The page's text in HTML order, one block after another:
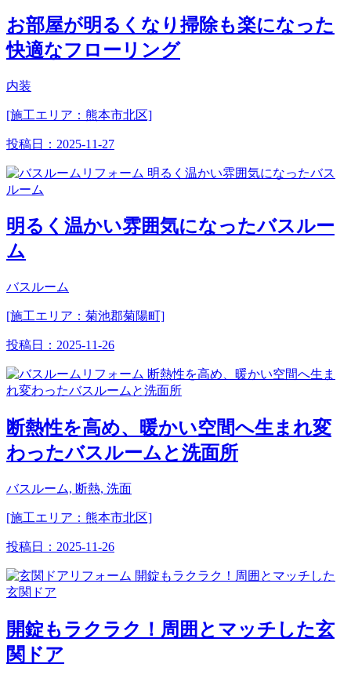
お部屋が明るくなり掃除も楽になった
快適なフローリング
内装
[施工エリア：熊本市北区]
投稿日： 2025-11-27
明るく温かい雰囲気になったバスルー
ム
バスルーム
[施工エリア：菊池郡菊陽町]
投稿日： 2025-11-26
断熱性を高め、暖かい空間へ生まれ変
わったバスルームと洗面所
バスルーム, 断熱, 洗面
[施工エリア：熊本市北区]
投稿日： 2025-11-26
開錠もラクラク！周囲とマッチした玄
関ドア